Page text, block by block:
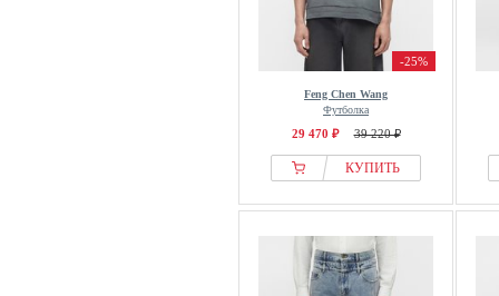
-25%
Feng Chen Wang
Футболка
29 470 ₽ 39 220 ₽
КУПИТЬ